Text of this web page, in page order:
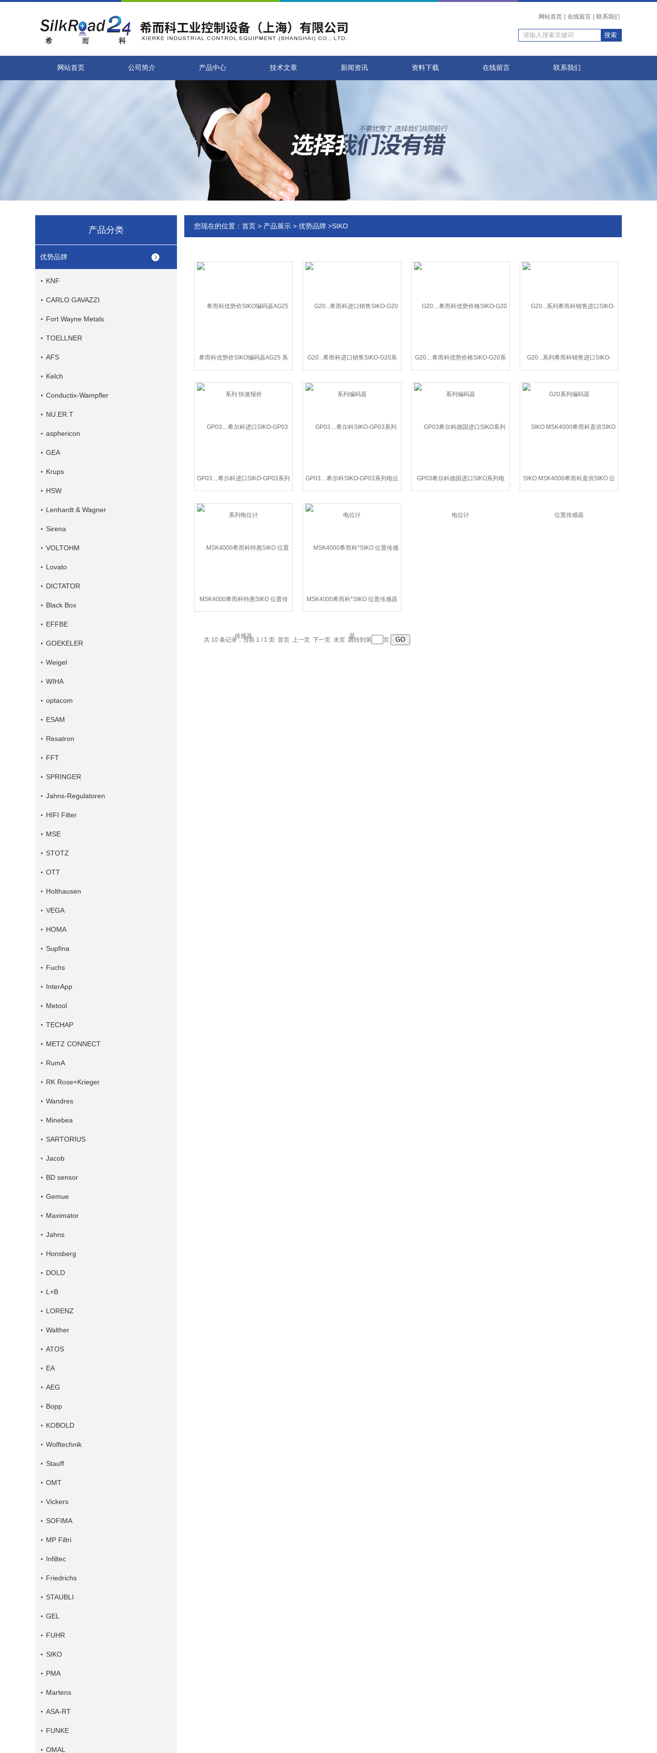
网站首页 在线留言 联系我们
网站首页 公司简介 产品中心 技术文章 新闻资讯 资料下载 在线留言 联系我们
产品分类
优势品牌
KNF
CARLO GAVAZZI
Fort Wayne Metals
TOELLNER
AFS
Kelch
Conductix-Wampfler
NU.ER.T
asphericon
GEA
Krups
HSW
Lenhardt & Wagner
Sirena
VOLTOHM
Lovato
DICTATOR
Black Box
EFFBE
GOEKELER
Weigel
WIHA
optacom
ESAM
Resatron
FFT
SPRINGER
Jahns-Regulatoren
HIFI Filter
MSE
STOTZ
OTT
Holthausen
VEGA
HOMA
Supfina
Fuchs
InterApp
Metool
TECHAP
METZ CONNECT
RumA
RK Rose+Krieger
Wandres
Minebea
SARTORIUS
Jacob
BD sensor
Gemue
Maximator
Jahns
Honsberg
DOLD
L+B
LORENZ
Walther
ATOS
EA
AEG
Bopp
KOBOLD
Wolftechnik
Stauff
OMT
Vickers
SOFIMA
MP Filtri
Infiltec
Friedrichs
STAUBLI
GEL
FUHR
SIKO
PMA
Martens
ASA-RT
FUNKE
OMAL
您现在的位置： 首页 > 产品展示 > 优势品牌 >SIKO
希而科优势价SIKO编码器AG25 系
列 快速报价
G20...希而科进口销售SIKO-G20系
列编码器
G20....希而科优势价格SIKO-G20系
列编码器
G20...系列希而科销售进口SIKO-
G20系列编码器
GP03....希尔科进口SIKO-GP03系列
电位计
GP03....希尔科SIKO-GP03系列电位
计
GP03希尔科德国进口SIKO系列电
位计
SIKO MSK4000希而科直供SIKO 位
置传感器
MSK4000希而科特惠SIKO 位置传
感器
MSK4000希而科*SIKO 位置传感器
共 10 条记录，当前 1 / 1 页 首页 上一页 下一页 末页 跳转到第 页